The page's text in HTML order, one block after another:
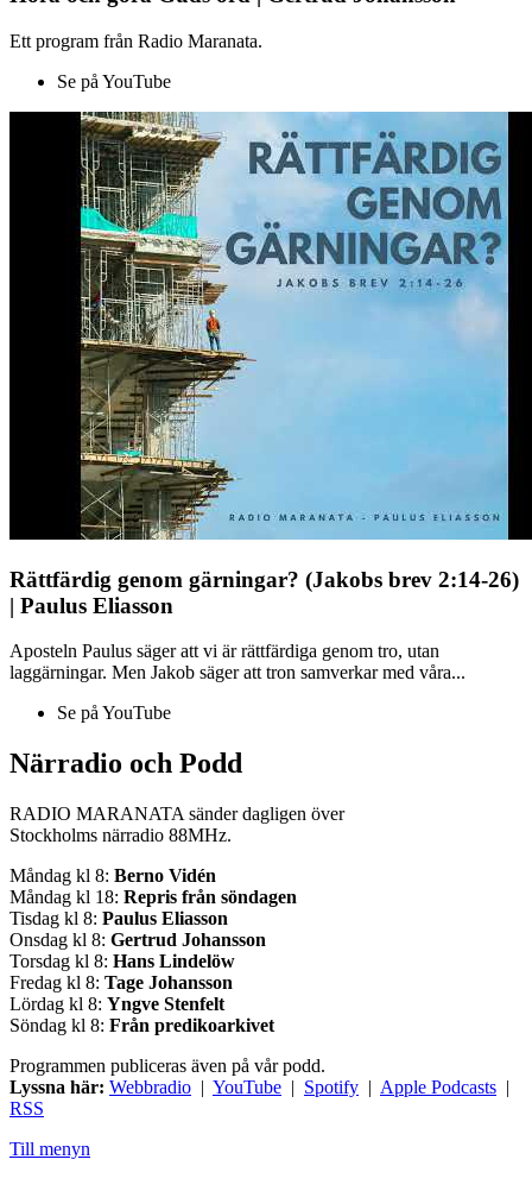
Ett program från Radio Maranata.
Se på YouTube
Rättfärdig genom gärningar? (Jakobs brev 2:14-26)
| Paulus Eliasson
Aposteln Paulus säger att vi är rättfärdiga genom tro, utan
laggärningar. Men Jakob säger att tron samverkar med våra...
Se på YouTube
Närradio och Podd
RADIO MARANATA sänder dagligen över
Stockholms närradio 88MHz.
Måndag kl 8: Berno Vidén
Måndag kl 18: Repris från söndagen
Tisdag kl 8: Paulus Eliasson
Onsdag kl 8: Gertrud Johansson
Torsdag kl 8: Hans Lindelöw
Fredag kl 8: Tage Johansson
Lördag kl 8: Yngve Stenfelt
Söndag kl 8: Från predikoarkivet
Programmen publiceras även på vår podd.
Lyssna här: Webbradio | YouTube | Spotify | Apple Podcasts |
RSS
Till menyn